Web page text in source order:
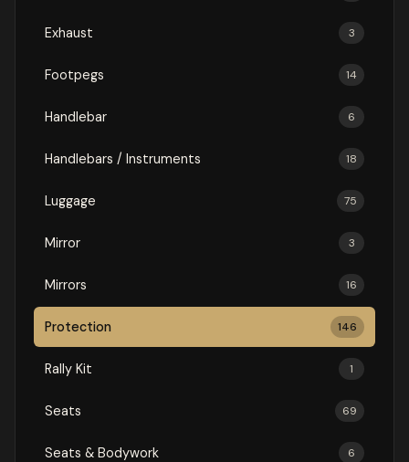
Exhaust 3
Footpegs 14
Handlebar 6
Handlebars / Instruments 18
Luggage 75
Mirror 3
Mirrors 16
Protection 146
Rally Kit 1
Seats 69
Seats & Bodywork 6